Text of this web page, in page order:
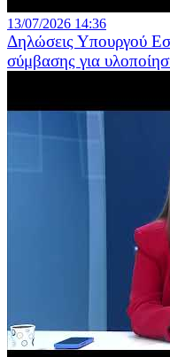
13/07/2026 14:36
Δηλώσεις Υπουργού
σύμβασης για